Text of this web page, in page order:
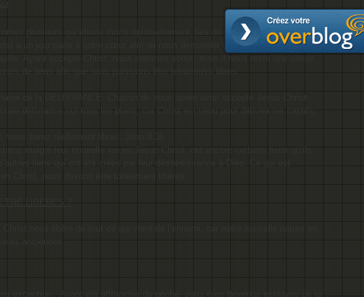
plusieurs qui étions morts spirituellement, liés de toutes sortes de liens
a un jour parlé à notre cœur afin de nous demander de sortir du sépulcre
Ayant accepté Christ, nous sommes sortis, mais il nous reste une chose,
de liens afin que nous puissions être totalement libres.
de la DELIVRANCE
. Chacun de nous après avoir accepté Jésus Christ
délivrance sur tous les plans, car Christ est venu pour délivrer les captifs,
vous serez réellement libres. Jean 8:36
malgré leur nouvelle vie en Jésus Christ, ont encore certains liens qu’ils
liens qui ont été créés par leur désobéissance à Dieu. Ce qui est
Christ, nous devons être totalement libérés.
LIBERES ?
Christ nous libère de tout ce qui vient de l’ennemi, car notre nouvelle nature en
anciennes.
exception : Ayant été affranchis du péché, vous êtes devenus esclaves de la